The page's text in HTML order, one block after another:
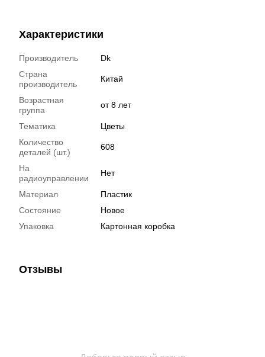
Характеристики
Производитель
Dk
Страна
производитель
Китай
Возрастная
группа
от 8 лет
Тематика
Цветы
Количество
деталей (шт.)
608
На
радиоуправлении
Нет
Материал
Пластик
Состояние
Новое
Упаковка
Картонная коробка
Отзывы